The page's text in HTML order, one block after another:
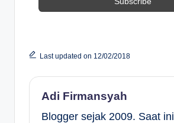
Last updated on 12/02/2018
Adi Firmansyah
Blogger sejak 2009. Saat ini